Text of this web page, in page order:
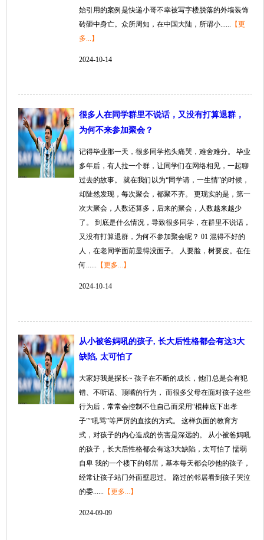
始引用的案例是快递小哥不幸被写字楼脱落的外墙装饰
砖砸中身亡。众所周知，在中国大陆，所谓小...... 【更
多...】
2024-10-14
很多人在同学群里不说话，又没有打算退群，
为何不来参加聚会？
记得毕业那一天，很多同学抱头痛哭，难舍难分。 毕业
多年后，有人拉一个群，让同学们在网络相见，一起聊
过去的故事。 就在我们以为“同学请，一生情”的时候，
却陡然发现，每次聚会，都聚不齐。 更现实的是，第一
次大聚会，人数还算多，后来的聚会，人数越来越少
了。 到底是什么情况，导致很多同学，在群里不说话，
又没有打算退群，为何不参加聚会呢？ 01 混得不好的
人，在老同学面前显得没面子。 人要脸，树要皮。在任
何...... 【更多...】
2024-10-14
从小被爸妈吼的孩子, 长大后性格都会有这3大
缺陷, 太可怕了
大家好我是探长~ 孩子在不断的成长，他们总是会有犯
错、不听话、顶嘴的行为， 而很多父母在面对孩子这些
行为后，常常会控制不住自己而采用“棍棒底下出孝
子”“吼骂”等严厉的直接的方式。 这样负面的教育方
式，对孩子的内心造成的伤害是深远的。 从小被爸妈吼
的孩子，长大后性格都会有这3大缺陷，太可怕了 懦弱
自卑 我的一个楼下的邻居，基本每天都会吵他的孩子，
经常让孩子站门外面壁思过。 路过的邻居看到孩子哭泣
的委...... 【更多...】
2024-09-09